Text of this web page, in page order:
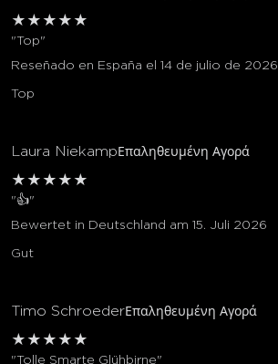
★ ★ ★ ★ ★
"Top"
Reseñado en España el 14 de julio de 2026
Top
Laura Niekamp Επαληθευμένη Αγορά
★ ★ ★ ★ ★
"👍"
Bewertet in Deutschland am 15. Juli 2026
Gut
Timo SchroederΕπαληθευμένη Αγορά
★ ★ ★ ★ ★
"Tolle Smarte Glühbirne"